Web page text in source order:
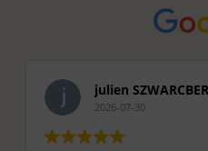
julien
2026-07-30